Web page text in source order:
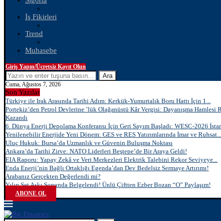
İş Fikirleri
Trend
Muhasebe
Giriş Yapın/Ücretsiz Kayıt Olun
Ara
Cuma, Ağustos 7, 2026
Son Yazılar
Türkiye ile Irak Arasında Tarihi Adım: Kerkük-Yumurtalık Boru Hattı İçin 1...
Portekiz’den Petrol Devlerine ’lük Olağanüstü Kâr Vergisi: Dayanışma Hamlesi
Kazandı
6. Dünya Enerji Depolama Konferansı İçin Geri Sayım Başladı: WESC-2026
Yenilenebilir Enerjide Yeni Dönem: GES ve RES Yatırımlarında İmar ve Ruhsat...
Uluç Hukuk: Bursa’da Uzmanlık ve Güvenin Buluşma Noktası
Ankara’da Tarihi Zirve: NATO Liderleri Beştepe’de Bir Araya Geldi!
EIA Raporu: Yapay Zekâ ve Veri Merkezleri Elektrik Talebini Rekor Seviyeye...
Enda Enerji’nin Bağlı Ortaklığı Egenda’dan Dev Bedelsiz Sermaye Artırımı!
Arabanız Gerçekten Değerlendi mi?
Yılın Set Aşkı Sonunda Belgelendi! Ünlü Çiftten Ezber Bozan “O” Paylaşım!
ABONE OL